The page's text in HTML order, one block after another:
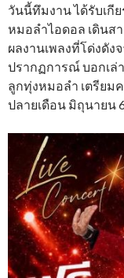
วันนี้ทึมงาน ได้รับเกี
หมอลำไอดอล เดินส
ผลงานเพลงที่โด่งดัง
ปรากฏการณ์ บอกเล่
ลูกทุ่งหมอลำ เตรียม
ปลายเดือน มิถุนายน